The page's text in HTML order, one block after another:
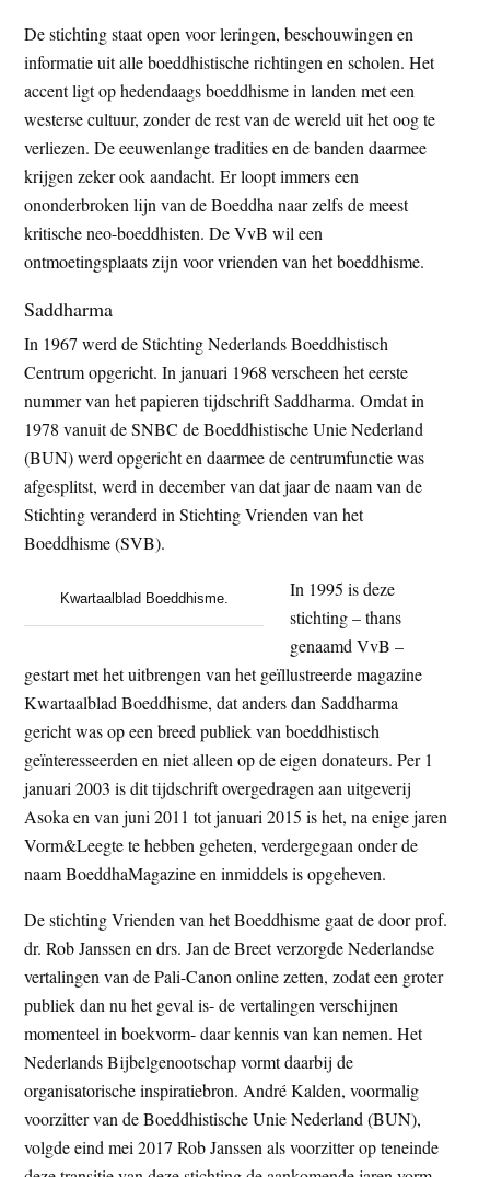
De stichting staat open voor leringen, beschouwingen en
informatie uit alle boeddhistische richtingen en scholen. Het
accent ligt op hedendaags boeddhisme in landen met een
westerse cultuur, zonder de rest van de wereld uit het oog te
verliezen. De eeuwenlange tradities en de banden daarmee
krijgen zeker ook aandacht. Er loopt immers een
ononderbroken lijn van de Boeddha naar zelfs de meest
kritische neo-boeddhisten. De VvB wil een
ontmoetingsplaats zijn voor vrienden van het boeddhisme.
Saddharma
In 1967 werd de Stichting Nederlands Boeddhistisch
Centrum opgericht. In januari 1968 verscheen het eerste
nummer van het papieren tijdschrift Saddharma. Omdat in
1978 vanuit de SNBC de Boeddhistische Unie Nederland
(BUN) werd opgericht en daarmee de centrumfunctie was
afgesplitst, werd in december van dat jaar de naam van de
Stichting veranderd in Stichting Vrienden van het
Boeddhisme (SVB).
Kwartaalblad Boeddhisme.
In 1995 is deze
stichting – thans
genaamd VvB –
gestart met het uitbrengen van het geïllustreerde magazine
Kwartaalblad Boeddhisme, dat anders dan Saddharma
gericht was op een breed publiek van boeddhistisch
geïnteresseerden en niet alleen op de eigen donateurs. Per 1
januari 2003 is dit tijdschrift overgedragen aan uitgeverij
Asoka en van juni 2011 tot januari 2015 is het, na enige jaren
Vorm&Leegte te hebben geheten, verdergegaan onder de
naam BoeddhaMagazine en inmiddels is opgeheven.
De stichting Vrienden van het Boeddhisme gaat de door prof.
dr. Rob Janssen en drs. Jan de Breet verzorgde Nederlandse
vertalingen van de Pali-Canon online zetten, zodat een groter
publiek dan nu het geval is- de vertalingen verschijnen
momenteel in boekvorm- daar kennis van kan nemen. Het
Nederlands Bijbelgenootschap vormt daarbij de
organisatorische inspiratiebron. André Kalden, voormalig
voorzitter van de Boeddhistische Unie Nederland (BUN),
volgde eind mei 2017 Rob Janssen als voorzitter op teneinde